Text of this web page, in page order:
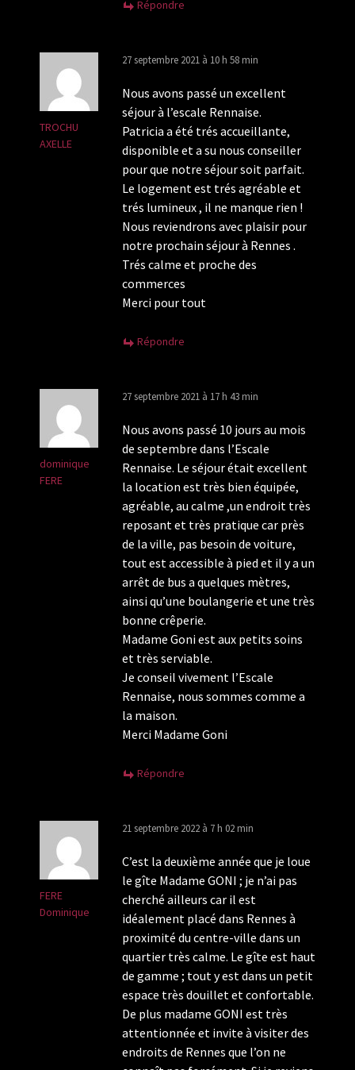
Répondre
TROCHU
AXELLE
27 septembre 2021 à 10 h 58 min
Nous avons passé un excellent
séjour à l’escale Rennaise.
Patricia a été trés accueillante,
disponible et a su nous conseiller
pour que notre séjour soit parfait.
Le logement est trés agréable et
trés lumineux , il ne manque rien !
Nous reviendrons avec plaisir pour
notre prochain séjour à Rennes .
Trés calme et proche des
commerces
Merci pour tout
Répondre
dominique
FERE
27 septembre 2021 à 17 h 43 min
Nous avons passé 10 jours au mois
de septembre dans l’Escale
Rennaise. Le séjour était excellent
la location est très bien équipée,
agréable, au calme ,un endroit très
reposant et très pratique car près
de la ville, pas besoin de voiture,
tout est accessible à pied et il y a un
arrêt de bus a quelques mètres,
ainsi qu’une boulangerie et une très
bonne crêperie.
Madame Goni est aux petits soins
et très serviable.
Je conseil vivement l’Escale
Rennaise, nous sommes comme a
la maison.
Merci Madame Goni
Répondre
FERE
Dominique
21 septembre 2022 à 7 h 02 min
C’est la deuxième année que je loue
le gîte Madame GONI ; je n’ai pas
cherché ailleurs car il est
idéalement placé dans Rennes à
proximité du centre-ville dans un
quartier très calme. Le gîte est haut
de gamme ; tout y est dans un petit
espace très douillet et confortable.
De plus madame GONI est très
attentionnée et invite à visiter des
endroits de Rennes que l’on ne